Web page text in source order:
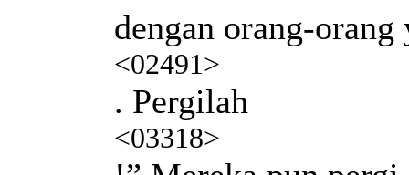
dengan orang-orang
<02491>
. Pergilah
<03318>